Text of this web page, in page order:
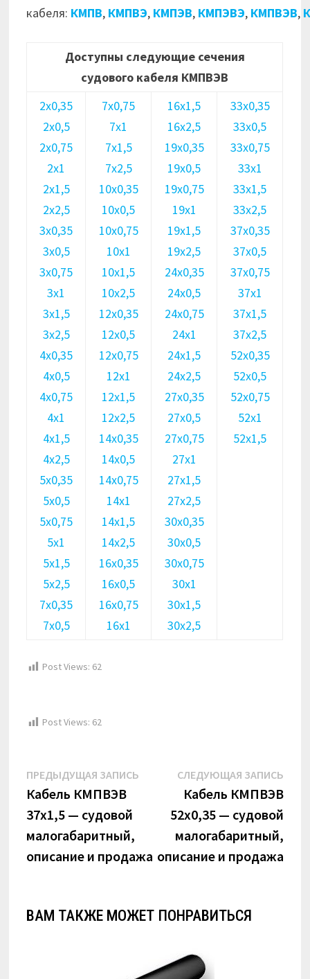
кабеля: КМПВ, КМПВЭ, КМПЭВ, КМПЭВЭ, КМПВЭВ,
Доступны следующие сечения
судового кабеля КМПВЭВ
2х0,35
2х0,5
2х0,75
2х1
2х1,5
2х2,5
3х0,35
3х0,5
3х0,75
3х1
3х1,5
3х2,5
4х0,35
4х0,5
4х0,75
4х1
4х1,5
4х2,5
5х0,35
5х0,5
5х0,75
5х1
5х1,5
5х2,5
7х0,35
7х0,5
7х0,75
7х1
7х1,5
7х2,5
10х0,35
10х0,5
10х0,75
10х1
10х1,5
10х2,5
12х0,35
12х0,5
12х0,75
12х1
12х1,5
12х2,5
14х0,35
14х0,5
14х0,75
14х1
14х1,5
14х2,5
16х0,35
16х0,5
16х0,75
16х1
16х1,5
16х2,5
19х0,35
19х0,5
19х0,75
19х1
19х1,5
19х2,5
24х0,35
24х0,5
24х0,75
24х1
24х1,5
24х2,5
27х0,35
27х0,5
27х0,75
27х1
27х1,5
27х2,5
30х0,35
30х0,5
30х0,75
30х1
30х1,5
30х2,5
33х0,35
33х0,5
33х0,75
33х1
33х1,5
33х2,5
37х0,35
37х0,5
37х0,75
37х1
37х1,5
37х2,5
52х0,35
52х0,5
52х0,75
52х1
52х1,5
Post Views: 62
Post Views: 62
Навигация
по
записям
ПРЕДЫДУЩАЯ ЗАПИСЬ Предыдущая
Кабель КМПВЭВ
37х1,5 — судовой
малогабаритный,
описание и продажа
СЛЕДУЮЩАЯ ЗАПИСЬ
Кабель КМПВЭВ
52х0,35 — судовой
малогабаритный,
описание и продажа
ВАМ ТАКЖЕ МОЖЕТ ПОНРАВИТЬСЯ